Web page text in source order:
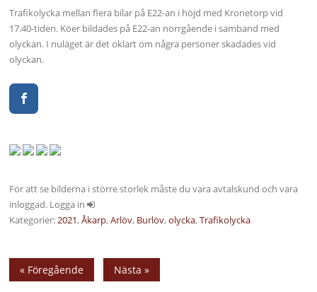
Trafikolycka mellan flera bilar på E22-an i höjd med Kronetorp vid
17.40-tiden. Köer bildades på E22-an norrgående i samband med
olyckan. I nuläget är det oklart om några personer skadades vid
olyckan.
För att se bilderna i större storlek måste du vara avtalskund och vara
inloggad. Logga in
Kategorier:2021,Åkarp,Arlöv, Burlöv,olycka,Trafikolycka
« Föregående Nästa »